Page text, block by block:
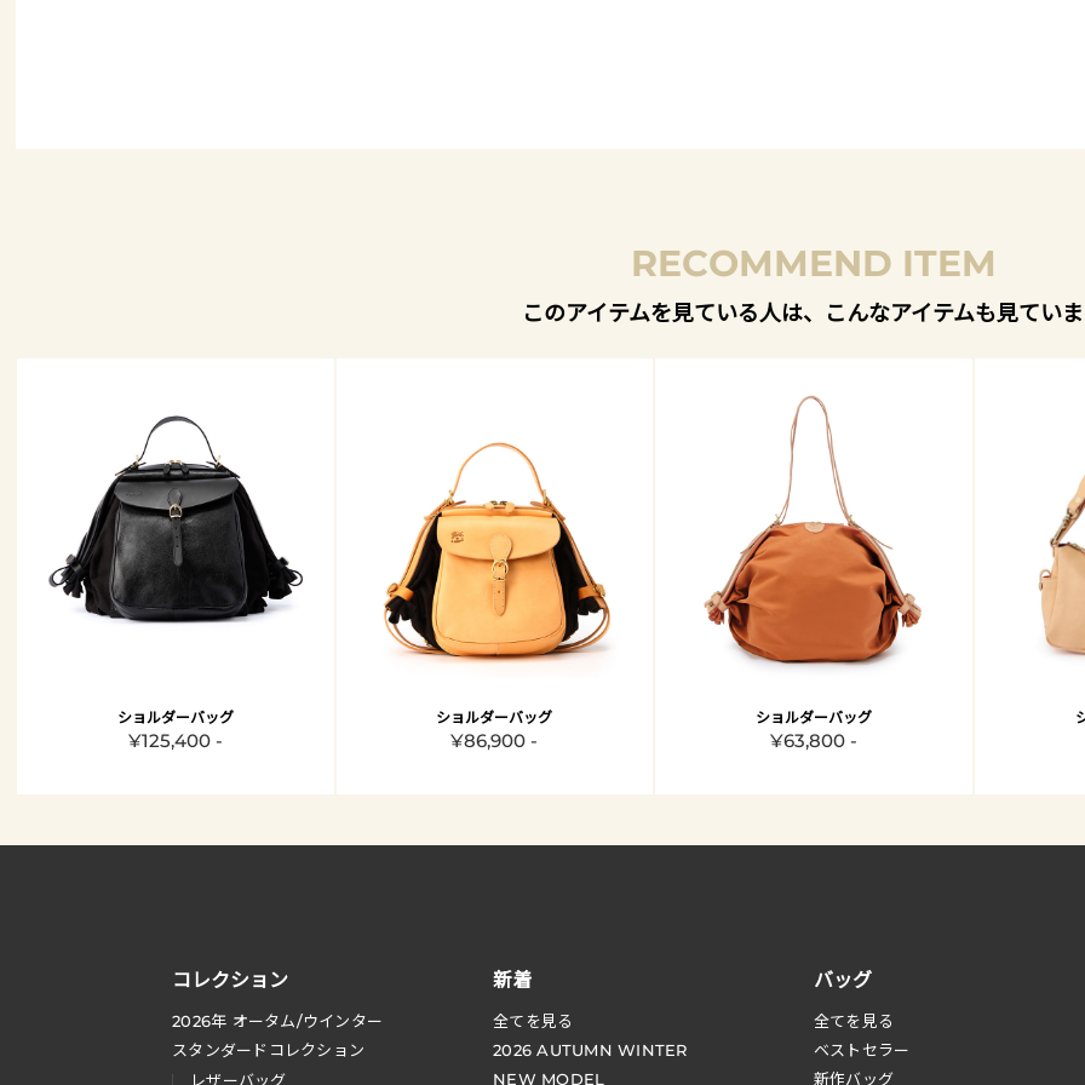
RECOMMEND ITEM
このアイテムを見ている人は、こんなアイテムも見てい
ショルダーバッグ
¥125,400 -
ショルダーバッグ
¥86,900 -
ショルダーバッグ
¥63,800 -
コレクション
2026年 オータム/ウインター
スタンダードコレクション
レザーバッグ
新着
全てを見る
2026 AUTUMN WINTER
NEW MODEL
バッグ
全てを見る
ベストセラー
新作バッグ